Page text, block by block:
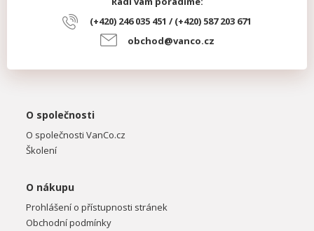
(+420) 246 035 451 / (+420) 587 203 671
obchod@vanco.cz
O společnosti
O společnosti VanCo.cz
Školení
O nákupu
Prohlášení o přístupnosti stránek
Obchodní podmínky